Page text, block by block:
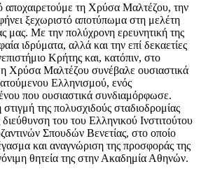
τη Χρύσα Μαλτέζου, την
ξεχωριστό αποτύπωμα στη μελέτη
μας. Με την πολύχρονη ερευνητική της
ιδρύματα, αλλά και την επί δεκαετίες
Κρήτης και, κατόπιν, στο
Χρύσα Μαλτέζου συνέβαλε ουσιαστικά
Ελληνισμού, ενός
που ουσιαστικά συνδιαμόρφωσε.
της πολυσχιδούς σταδιοδρομίας
του του Ελληνικού Ινστιτούτου
Σπουδών Βενετίας, στο οποίο
και αναγνώριση της προσφοράς της
θητεία της στην Ακαδημία Αθηνών.